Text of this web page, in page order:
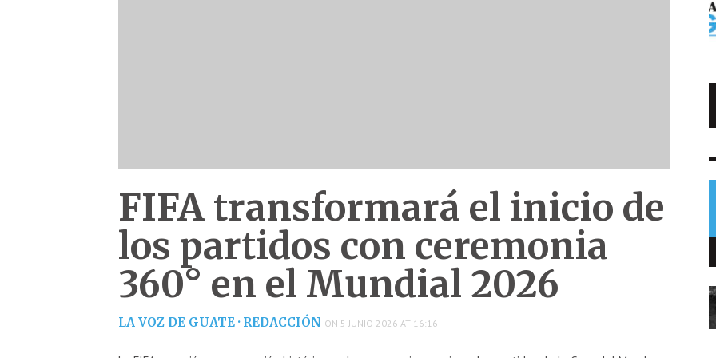
FIFA transformará el inicio de
los partidos con ceremonia
360° en el Mundial 2026
LA VOZ DE GUATE · REDACCIÓN ON 5 JUNIO 2026 AT 16:16